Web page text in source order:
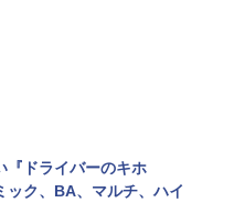
『ドライバーのキホ
ック、BA、マルチ、ハイ